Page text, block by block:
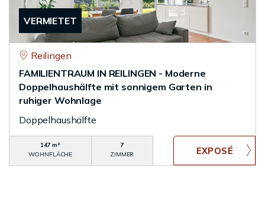
VERMIETET
Reilingen
FAMILIENTRAUM IN REILINGEN - Moderne
Doppelhaushälfte mit sonnigem Garten in
ruhiger Wohnlage
Doppelhaushälfte
147 m²
WOHNFLÄCHE
7
ZIMMER